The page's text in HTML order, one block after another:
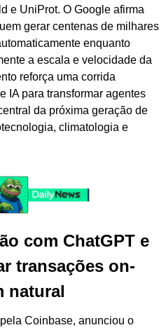
e UniProt. O Google afirma
gerar centenas de milhares
enquanto
a escala e velocidade da
reforça uma corrida
IA para transformar agentes
da próxima geração de
climatologia e
com ChatGPT e
transações on-
natural
Coinbase, anunciou o